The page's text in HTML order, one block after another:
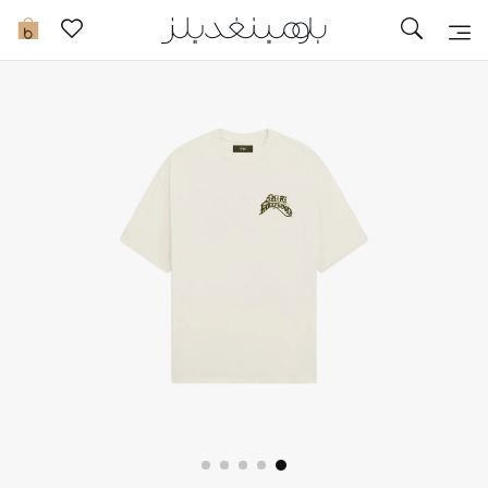
0 تخفيضات
مزيد من التخفيضات